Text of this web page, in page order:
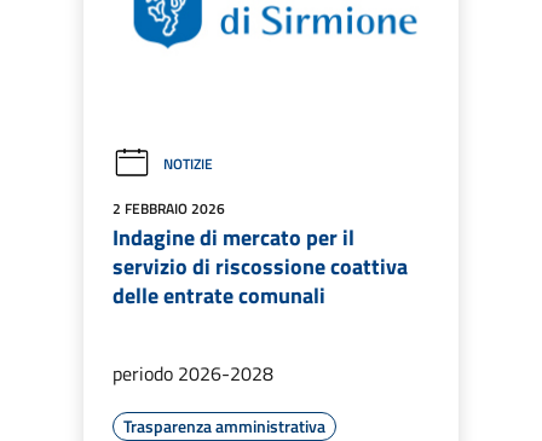
NOTIZIE
2 FEBBRAIO 2026
Indagine di mercato per il
servizio di riscossione coattiva
delle entrate comunali
periodo 2026-2028
Trasparenza amministrativa